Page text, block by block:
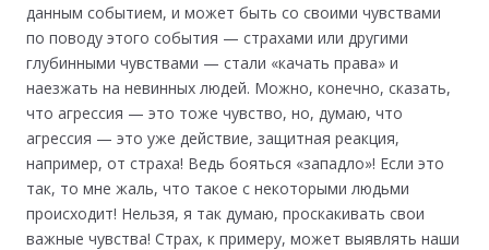
данным событием, и может быть со своими чувствами
по поводу этого события — страхами или другими
глубинными чувствами — стали «качать права» и
наезжать на невинных людей. Можно, конечно, сказать,
что агрессия — это тоже чувство, но, думаю, что
агрессия — это уже действие, защитная реакция,
например, от страха! Ведь бояться «западло»! Если это
так, то мне жаль, что такое с некоторыми людьми
происходит! Нельзя, я так думаю, проскакивать свои
важные чувства! Страх, к примеру, может выявлять наши